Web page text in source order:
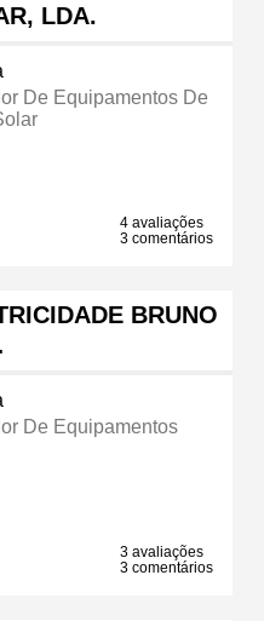
LDA.
De Equipamentos De
4 avaliações
3 comentários
BRUNO
De Equipamentos
3 avaliações
3 comentários